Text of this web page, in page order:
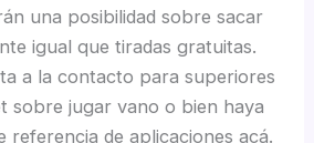
una posibilidad sobre sacar
igual que tiradas gratuitas.
a la contacto para superiores
sobre jugar vano o bien haya
referencia de aplicaciones acá.